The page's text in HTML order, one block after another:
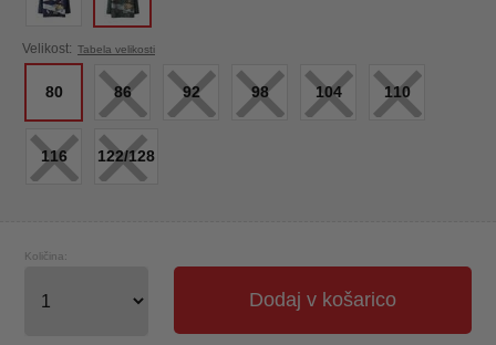
Velikost: Tabela velikosti
80 86
× 92
× 98
× 104
× 110
×
116
× 122/128
×
Dodaj v košarico
Količina: